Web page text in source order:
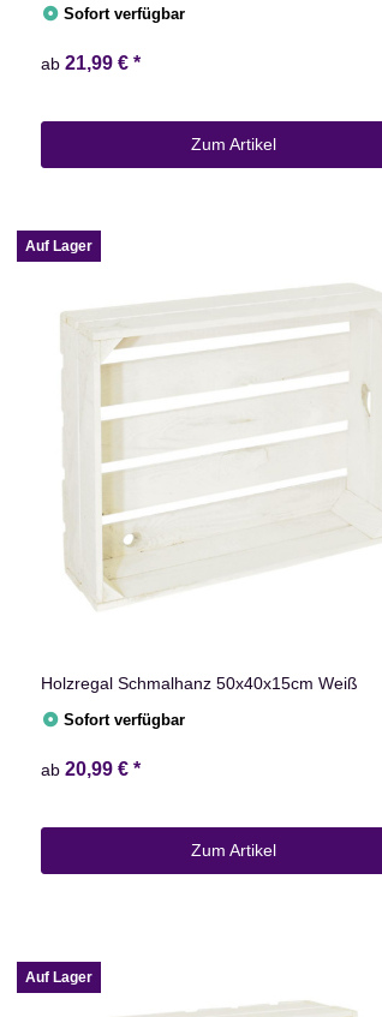
Sofort verfügbar
ab 21,99 € *
Zum Artikel
Auf Lager
Holzregal Schmalhanz 50x40x15cm Weiß
Sofort verfügbar
ab 20,99 € *
Zum Artikel
Auf Lager